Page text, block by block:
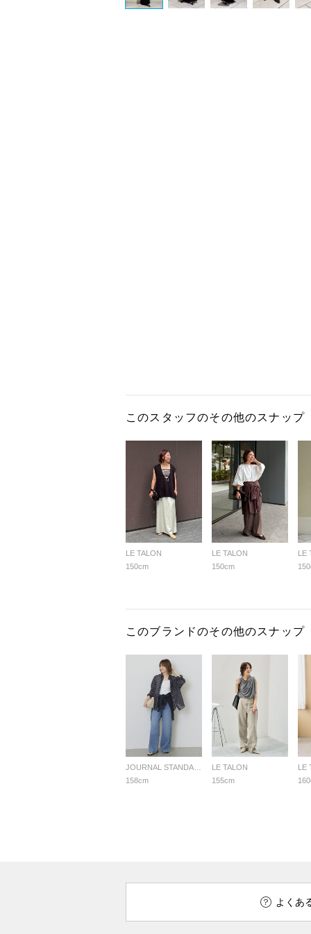
このスタッフのその他のスナップ
LE TALON
150cm
LE TALON
150cm
LE
このブランドのその他のスナップ
158cm
LE TALON
155cm
LE
よくあ